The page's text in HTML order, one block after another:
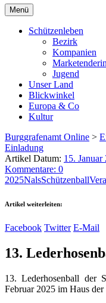
Menü
Schützenleben
Bezirk
Kompanien
Jugend
Unser Land
Blickwinkel
Europa & Co
Kultur
Burggrafenamt Online >
Einladung
Artikel Datum: 15. Januar
Kommentare: 0
2025NalsSchützenball
Artikel weiterleiten:
Facebook Twitter E-Mail
13.
13. Lederhosenball der
Februar 2025 im Haus